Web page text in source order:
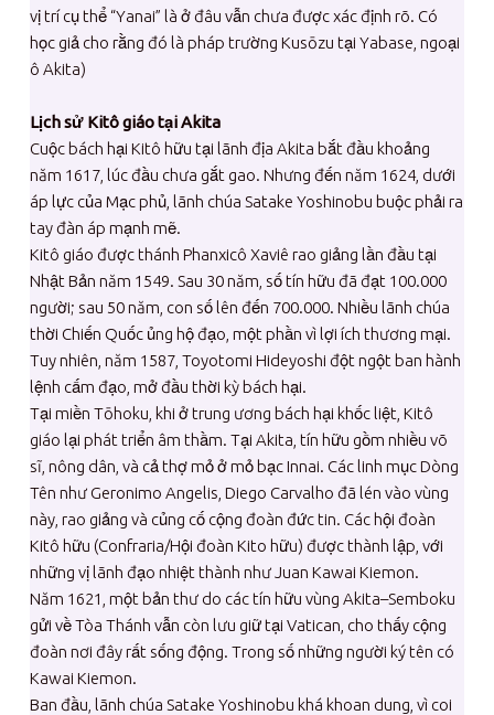
vị trí cụ thể “Yanai” là ở đâu vẫn chưa được xác định rõ. Có
học giả cho rằng đó là pháp trường Kusōzu tại Yabase, ngoại
ô Akita)
Lịch sử Kitô giáo tại Akita
Cuộc bách hại Kitô hữu tại lãnh địa Akita bắt đầu khoảng
năm 1617, lúc đầu chưa gắt gao. Nhưng đến năm 1624, dưới
áp lực của Mạc phủ, lãnh chúa Satake Yoshinobu buộc phải ra
tay đàn áp mạnh mẽ.
Kitô giáo được thánh Phanxicô Xaviê rao giảng lần đầu tại
Nhật Bản năm 1549. Sau 30 năm, số tín hữu đã đạt 100.000
người; sau 50 năm, con số lên đến 700.000. Nhiều lãnh chúa
thời Chiến Quốc ủng hộ đạo, một phần vì lợi ích thương mại.
Tuy nhiên, năm 1587, Toyotomi Hideyoshi đột ngột ban hành
lệnh cấm đạo, mở đầu thời kỳ bách hại.
Tại miền Tōhoku, khi ở trung ương bách hại khốc liệt, Kitô
giáo lại phát triển âm thầm. Tại Akita, tín hữu gồm nhiều võ
sĩ, nông dân, và cả thợ mỏ ở mỏ bạc Innai. Các linh mục Dòng
Tên như Geronimo Angelis, Diego Carvalho đã lén vào vùng
này, rao giảng và củng cố cộng đoàn đức tin. Các hội đoàn
Kitô hữu (Confraria/Hội đoàn Kito hữu) được thành lập, với
những vị lãnh đạo nhiệt thành như Juan Kawai Kiemon.
Năm 1621, một bản thư do các tín hữu vùng Akita–Semboku
gửi về Tòa Thánh vẫn còn lưu giữ tại Vatican, cho thấy cộng
đoàn nơi đây rất sống động. Trong số những người ký tên có
Kawai Kiemon.
Ban đầu, lãnh chúa Satake Yoshinobu khá khoan dung, vì coi